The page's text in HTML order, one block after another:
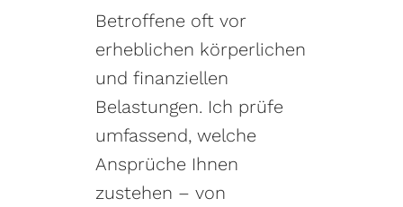
Betroffene oft vor
erheblichen körperlichen
und finanziellen
Belastungen. Ich prüfe
umfassend, welche
Ansprüche Ihnen
zustehen – von